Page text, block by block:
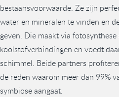
bestaansvoorwaarde. Ze zijn
water en mineralen te vinden en
geven. Die maakt via
koolstofverbindingen en voedt
schimmel. Beide partners
de reden waarom meer dan 99%
symbiose aangaat.